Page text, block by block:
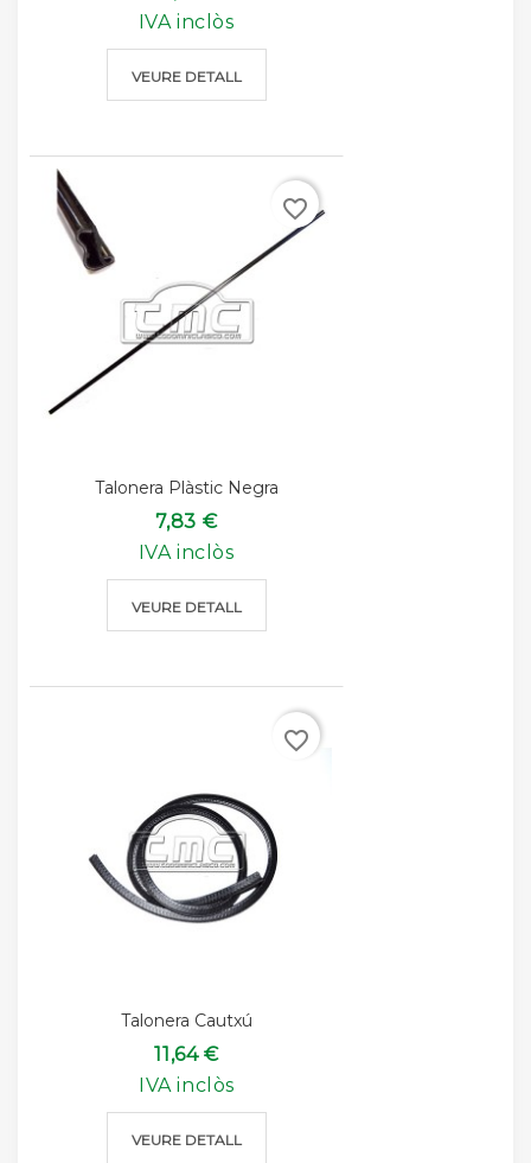
IVA inclòs
VEURE DETALL
Talonera Plàstic Negra
7,83 €
IVA inclòs
VEURE DETALL
favorite_border
Talonera Cautxú
11,64 €
IVA inclòs
VEURE DETALL
favorite_border